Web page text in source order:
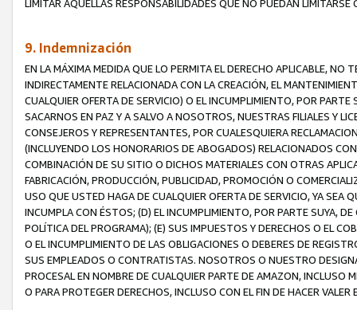
LIMITAR AQUELLAS RESPONSABILIDADES QUE NO PUEDAN LIMITARSE
9. Indemnización
EN LA MÁXIMA MEDIDA QUE LO PERMITA EL DERECHO APLICABLE,
INDIRECTAMENTE RELACIONADA CON LA CREACIÓN, EL
CUALQUIER OFERTA DE SERVICIO) O EL INCUMPLIMIENTO, POR
SACARNOS EN PAZ Y A SALVO A NOSOTROS, NUESTRAS FILIALES Y
CONSEJEROS Y REPRESENTANTES, POR CUALESQUIERA
(INCLUYENDO LOS HONORARIOS DE ABOGADOS) RELACIONADOS
COMBINACIÓN DE SU SITIO O DICHOS MATERIALES CON OTRAS
FABRICACIÓN, PRODUCCIÓN, PUBLICIDAD, PROMOCIÓN O
USO QUE USTED HAGA DE CUALQUIER OFERTA DE SERVICIO, YA SEA
INCUMPLA CON ÉSTOS; (D) EL INCUMPLIMIENTO, POR PARTE SUYA,
POLÍTICA DEL PROGRAMA); (E) SUS IMPUESTOS Y DERECHOS O EL
O EL INCUMPLIMIENTO DE LAS OBLIGACIONES O DEBERES DE
SUS EMPLEADOS O CONTRATISTAS. NOSOTROS O NUESTRO
PROCESAL EN NOMBRE DE CUALQUIER PARTE DE AMAZON, INCLUSO
O PARA PROTEGER DERECHOS, INCLUSO CON EL FIN DE HACER VALER